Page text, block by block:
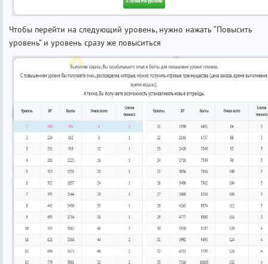
Чтобы перейти на следующий уровень, нужно нажать “Повысить
уровень” и уровень сразу же повыситься